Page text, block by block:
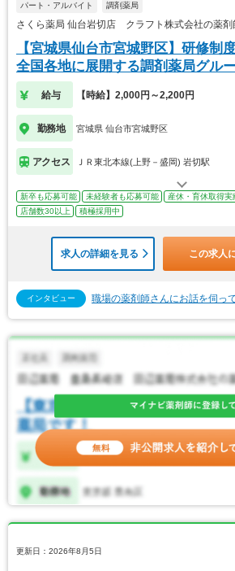
パート・アルバイト 調剤薬局
さくら薬局 仙台岩切店 クラフト株式会社の薬剤
【宮城県仙台市宮城野区】研修制
全国各地に展開する調剤薬局グル
給与 【時給】2,000円～2,200円
勤務地 宮城県 仙台市宮城野区
アクセス ＪＲ東北本線(上野－盛岡) 岩切駅
新卒も応募可能 未経験者も応募可能 産休・育休取得実
店舗数30以上
積極採用中
求人の詳細を見る この求人
インタビュー 職場の薬剤師さんにお話を伺っ
更新日：2026年8月5日